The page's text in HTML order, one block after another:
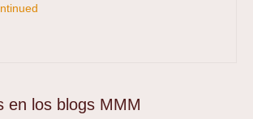
en los blogs MMM